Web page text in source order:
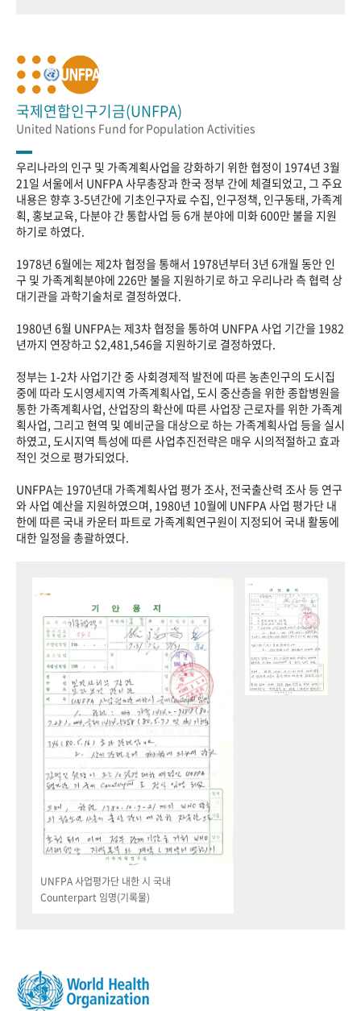
국제연합인구기금(UNFPA)
United Nations Fund for Population Activities
우리나라의 인구 및 가족계획사업을 강화하기 위한 협정이 1974년 3월
21일 서울에서 UNFPA 사무총장과 한국 정부 간에 체결되었고, 그 주요
내용은 향후 3-5년간에 기초인구자료 수집, 인구정책, 인구동태, 가족계
획, 홍보교육, 다분야 간 통합사업 등 6개 분야에 미화 600만 불을 지원
하기로 하였다.
1978년 6월에는 제2차 협정을 통해서 1978년부터 3년 6개월 동안 인
구 및 가족계획분야에 226만 불을 지원하기로 하고 우리나라 측 협력 상
대기관을 과학기술처로 결정하였다.
1980년 6월 UNFPA는 제3차 협정을 통하여 UNFPA 사업 기간을 1982
년까지 연장하고 $2,481,546을 지원하기로 결정하였다.
정부는 1-2차 사업기간 중 사회경제적 발전에 따른 농촌인구의 도시집
중에 따라 도시영세지역 가족계획사업, 도시 중산층을 위한 종합병원을
통한 가족계획사업, 산업장의 확산에 따른 사업장 근로자를 위한 가족계
획사업, 그리고 현역 및 예비군을 대상으로 하는 가족계획사업 등을 실시
하였고, 도시지역 특성에 따른 사업추진전략은 매우 시의적절하고 효과
적인 것으로 평가되었다.
UNFPA는 1970년대 가족계획사업 평가 조사, 전국출산력 조사 등 연구
와 사업 예산을 지원하였으며, 1980년 10월에 UNFPA 사업 평가단 내
한에 따른 국내 카운터 파트로 가족계획연구원이 지정되어 국내 활동에
대한 일정을 총괄하였다.
UNFPA 사업평가단 내한 시 국내
Counterpart 임명(기록물)